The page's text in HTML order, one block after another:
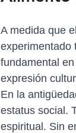
A medida que
experimentado
fundamental
expresión
En la
estatus social.
espiritual. Sin